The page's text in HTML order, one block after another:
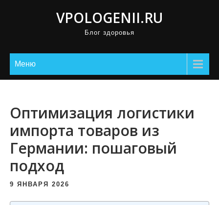
VPOLOGENII.RU
Блог здоровья
Меню
Оптимизация логистики
импорта товаров из
Германии: пошаговый
подход
9 ЯНВАРЯ 2026